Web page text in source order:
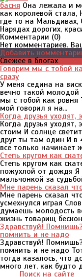
басня Она лежала и
как королевой стала,
где то на Мальдивах,
Нарядах дорогих,
Комментарии (0)
Нет комментариев.
Добавить
Свежее в блогах
Говорим мы с тобой
сразу
У меня седина на
вечно такой молодой
мы с тобой как ровня
мой говорил я на...
Когда друзья
Когда друзья
стоим И солнце
друг ты там один И в
все только начинает
Степь кругом как
Степь кругом как
пожухлой от дождя Я
мальчонкой за
Мне парень сказал
Мне парень сказал
усмехнулся играя
думаешь молодость
жизнь товарищ
Здравствуй!
помнить и не надо
Здравствуй!
помнить и не надо
тогда казалось, что
много лет, как будто
Поиск на сайте